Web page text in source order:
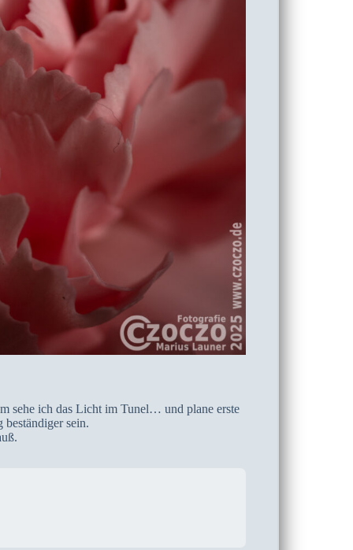
sehe ich das Licht im Tunel… und plane erste
sein.